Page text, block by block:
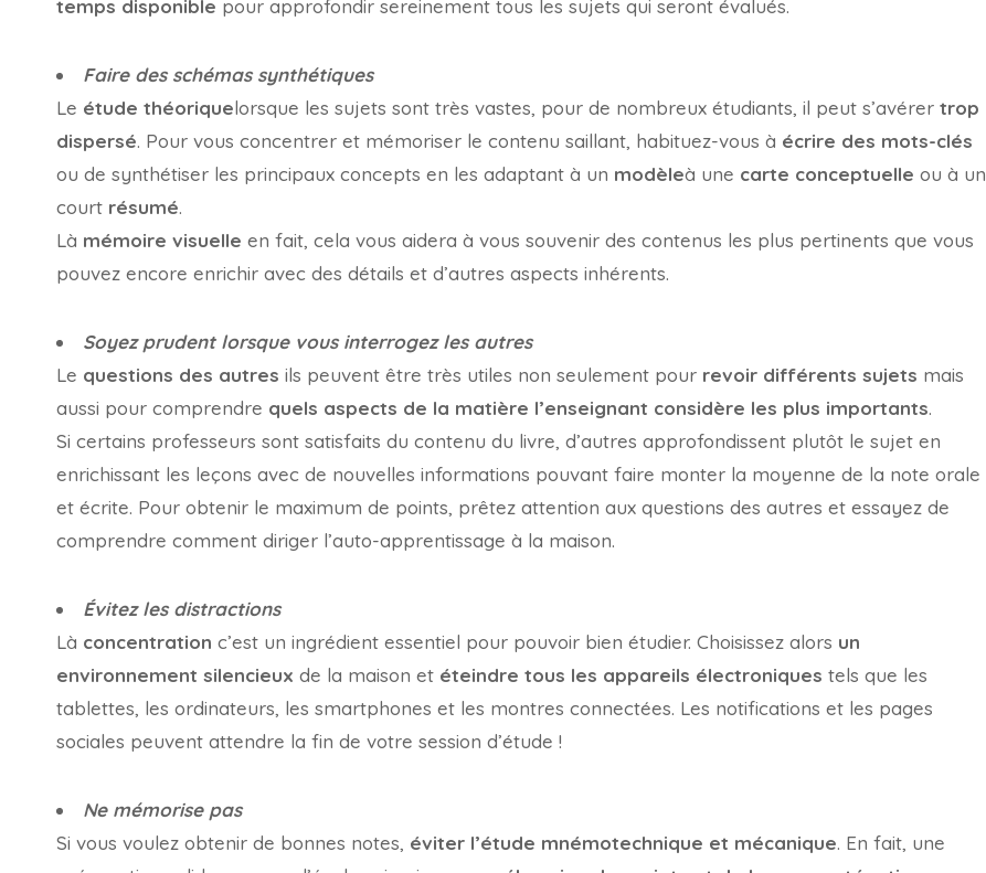
temps disponible pour approfondir sereinement tous les sujets qui seront évalués.
Faire des schémas synthétiques
Le étude théoriquelorsque les sujets sont très vastes, pour de nombreux étudiants, il peut s’avérer trop
dispersé. Pour vous concentrer et mémoriser le contenu saillant, habituez-vous à écrire des mots-clés
ou de synthétiser les principaux concepts en les adaptant à un modèleà une carte conceptuelle ou à un
court résumé.
Là mémoire visuelle en fait, cela vous aidera à vous souvenir des contenus les plus pertinents que vous
pouvez encore enrichir avec des détails et d’autres aspects inhérents.
Soyez prudent lorsque vous interrogez les autres
Le questions des autres ils peuvent être très utiles non seulement pour revoir différents sujets mais
aussi pour comprendre quels aspects de la matière l’enseignant considère les plus importants.
Si certains professeurs sont satisfaits du contenu du livre, d’autres approfondissent plutôt le sujet en
enrichissant les leçons avec de nouvelles informations pouvant faire monter la moyenne de la note orale
et écrite. Pour obtenir le maximum de points, prêtez attention aux questions des autres et essayez de
comprendre comment diriger l’auto-apprentissage à la maison.
Évitez les distractions
Là concentration c’est un ingrédient essentiel pour pouvoir bien étudier. Choisissez alors un
environnement silencieux de la maison et éteindre tous les appareils électroniques tels que les
tablettes, les ordinateurs, les smartphones et les montres connectées. Les notifications et les pages
sociales peuvent attendre la fin de votre session d’étude !
Ne mémorise pas
Si vous voulez obtenir de bonnes notes, éviter l’étude mnémotechnique et mécanique. En fait, une